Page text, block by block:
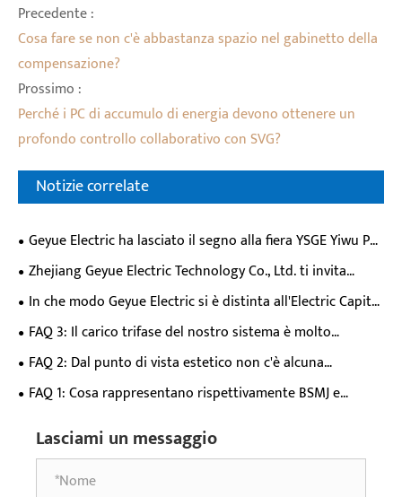
Precedente :
Cosa fare se non c'è abbastanza spazio nel gabinetto della
compensazione?
Prossimo :
Perché i PC di accumulo di energia devono ottenere un
profondo controllo collaborativo con SVG?
Notizie correlate
Geyue Electric ha lasciato il segno alla fiera YSGE Yiwu PV
& Energy Storage Expo del 2026, potenziando soluzioni di
qualità dell'energia per applicazioni di supporto allo
stoccaggio fotovoltaico?
Zhejiang Geyue Electric Technology Co., Ltd. ti invita
all'YSGE 2026 Yiwu Solar PV & Energy Storage Expo
In che modo Geyue Electric si è distinta all'Electric Capital
Exhibition del 2026 con i suoi controller SVG/APF e
fotovoltaici?
FAQ 3: Il carico trifase del nostro sistema è molto
sbilanciato. È meglio adottare la compensazione trifase o
la compensazione a fase divisa? Se viene adottata la
compensazione frazionata, come verrà allocata la capacità?
FAQ 2: Dal punto di vista estetico non c'è alcuna
differenza tra APF e SVG. Quindi, quali sono esattamente le
differenze tra questi due prodotti?
FAQ 1: Cosa rappresentano rispettivamente BSMJ e
Lasciami un messaggio